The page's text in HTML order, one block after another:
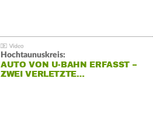
Hochtaunuskreis:
AUTO VON U-BAHN ERFASST –
ZWEI VERLETZTE…